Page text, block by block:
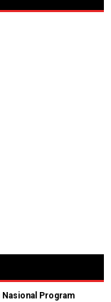
Program